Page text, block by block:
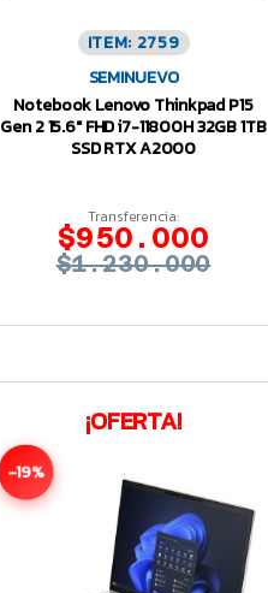
ITEM: 2759
SEMINUEVO
Notebook Lenovo Thinkpad P15
Gen 2 15.6″ FHD i7-11800H 32GB 1TB
SSD RTX A2000
Transferencia:
$950.000
$1.230.000
¡OFERTA!
-19%